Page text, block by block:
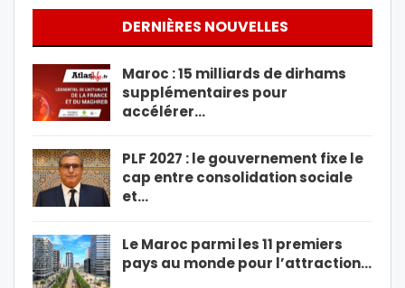
DERNIÈRES NOUVELLES
Maroc : 15 milliards de dirhams
supplémentaires pour
accélérer…
PLF 2027 : le gouvernement fixe le
cap entre consolidation sociale
et…
Le Maroc parmi les 11 premiers
pays au monde pour l’attraction…